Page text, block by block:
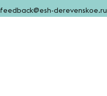
feedback@esh-derevenskoe.ru